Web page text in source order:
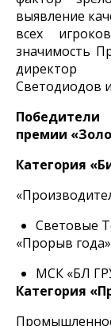
выявление
всех
значимость
директор
Светодиодов
Победители
премии
Категория
Световые
«Прорыв года»
МСК «БЛ
Категория